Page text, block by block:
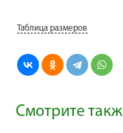
Таблица размеров
Смотрите